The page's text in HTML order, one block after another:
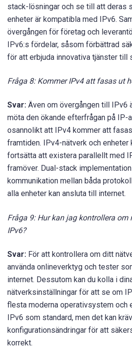
stack-lösningar och se till att deras
enheter är kompatibla med IPv6.
övergången för företag och
IPv6:s fördelar, såsom förbättrad
för att erbjuda innovativa tjänster till
Fråga 8: Kommer IPv4 att fasas ut
Svar: Även om övergången till IPv6
möta den ökande efterfrågan på IP-
osannolikt att IPv4 kommer att
framtiden. IPv4-nätverk och enheter
fortsätta att existera parallellt med
framöver. Dual-stack
kommunikation mellan båda
alla enheter kan ansluta till internet.
Fråga 9: Hur kan jag kontrollera om
IPv6?
Svar: För att kontrollera om ditt
använda onlineverktyg och tester
internet. Dessutom kan du kolla i
nätverksinställningar för att se om
flesta moderna operativsystem och
IPv6 som standard, men det kan
konfigurationsändringar för att
korrekt.